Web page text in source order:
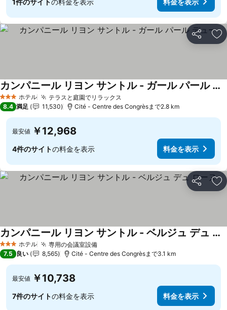
シェア お
3 ホテルのランク
ホテル テラスと庭園でリラックス
カンパニール リヨン サントル - ガール パール デュー
料金を表示
8.4 満足 11,530 Cité - Centre des Congrèsまで2.8 km
最安値 ￥12,968
4件のサイトの料金を表示 料金を表示
シェア お
3 ホテルのランク
ホテル 専用の会議室設備料金を表示
カンパニール リヨン サントル - ベルジュ デュ ローヌ
料金を表示
7.5 良い 8,565 Cité - Centre des Congrèsまで3.1 km
最安値 ￥10,738
7件のサイトの料金を表示 料金を表示